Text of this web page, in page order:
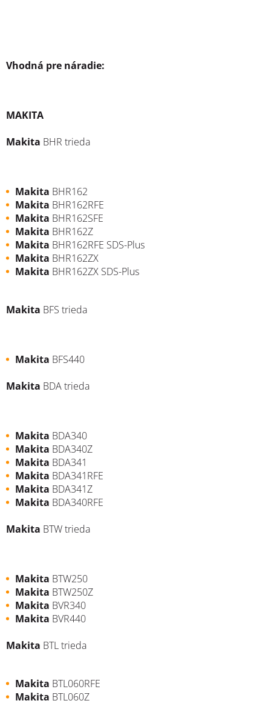
Vhodná pre náradie:
MAKITA
Makita BHR trieda
Makita BHR162
Makita BHR162RFE
Makita BHR162SFE
Makita BHR162Z
Makita BHR162RFE SDS-Plus
Makita BHR162ZX
Makita BHR162ZX SDS-Plus
Makita BFS trieda
Makita BFS440
Makita BDA trieda
Makita BDA340
Makita BDA340Z
Makita BDA341
Makita BDA341RFE
Makita BDA341Z
Makita BDA340RFE
Makita BTW trieda
Makita BTW250
Makita BTW250Z
Makita BVR340
Makita BVR440
Makita BTL trieda
Makita BTL060RFE
Makita BTL060Z